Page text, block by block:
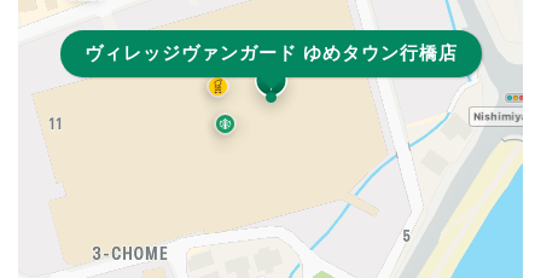
ヴィレッジヴァンガード ゆめタウン行橋店